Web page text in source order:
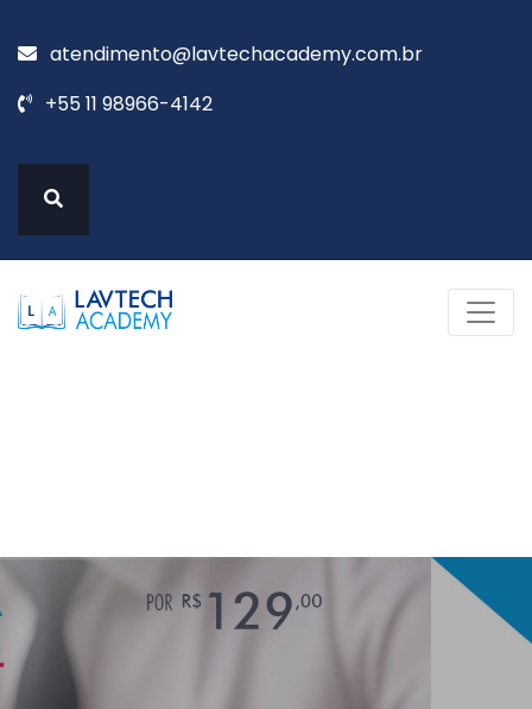
atendimento@lavtechacademy.com.br
+55 11 98966-4142